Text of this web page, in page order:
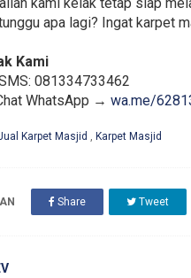
kami kelak tetap siap
apa lagi? Ingat karpet
Kami
081334733462
WhatsApp → wa.me/
Karpet Masjid , Karpet Masjid
Share Tweet